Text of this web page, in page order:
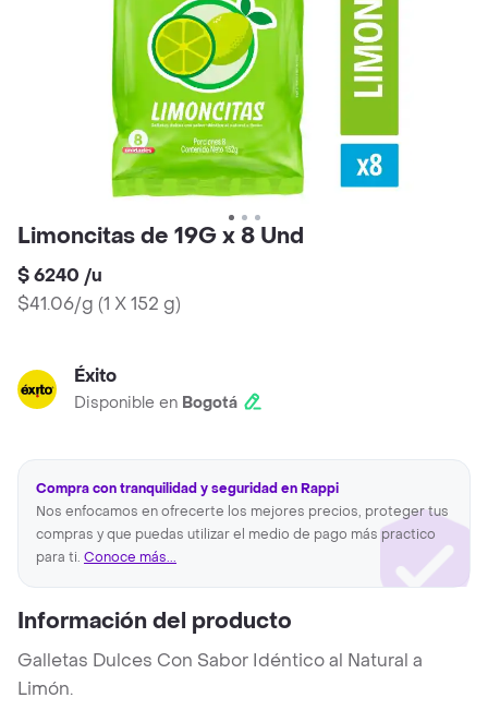
Limoncitas de 19G x 8 Und
$ 6240 /u
$41.06/g (1 X 152 g)
Éxito
Disponible en Bogotá
Compra con tranquilidad y seguridad en Rappi
Nos enfocamos en ofrecerte los mejores precios, proteger tus
compras y que puedas utilizar el medio de pago más practico
para ti. Conoce más...
Información del producto
Galletas Dulces Con Sabor Idéntico al Natural a
Limón.